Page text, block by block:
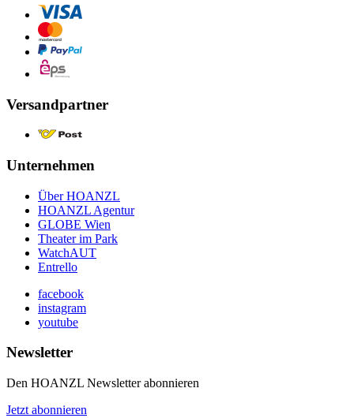
Versandpartner
Unternehmen
Über HOANZL
HOANZL Agentur
GLOBE Wien
Theater im Park
WatchAUT
Entrello
facebook
instagram
youtube
Newsletter
Den HOANZL Newsletter abonnieren
Jetzt abonnieren